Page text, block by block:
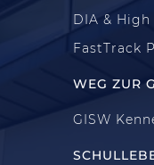
DIA &
FastTrack
WEG ZUR
GISW